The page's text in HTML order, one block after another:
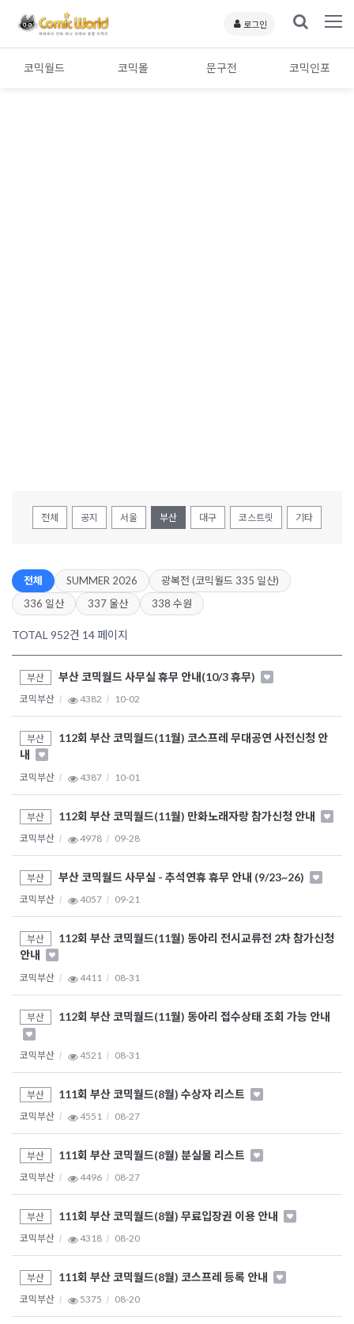
로그인
코믹월드 코믹몰 문구전 코믹인포
전체 공지 서울 부산 대구 코스트릿 기타
전체 SUMMER 2026
광복전 (코믹월드 335 일산)
336 일산
337 울산 338 수원
TOTAL 952건 14 페이지
부산 부산 코믹월드 사무실 휴무 안내(10/3 휴무)
코믹부산 4382 10-02
부산
112회 부산 코믹월드(11월) 코스프레 무대공연 사전신청 안
내
코믹부산 4387 10-01
부산 112회 부산 코믹월드(11월) 만화노래자랑 참가신청 안내
코믹부산 4978 09-28
부산 부산 코믹월드 사무실 - 추석연휴 휴무 안내 (9/23~26)
코믹부산 4057 09-21
부산
112회 부산 코믹월드(11월) 동아리 전시교류전 2차 참가신청
안내
코믹부산 4411 08-31
부산 112회 부산 코믹월드(11월) 동아리 접수상태 조회 가능 안내
코믹부산 4521 08-31
부산 111회 부산 코믹월드(8월) 수상자 리스트
코믹부산 4551 08-27
부산 111회 부산 코믹월드(8월) 분실물 리스트
코믹부산 4496 08-27
부산 111회 부산 코믹월드(8월) 무료입장권 이용 안내
코믹부산 4318 08-20
부산 111회 부산 코믹월드(8월) 코스프레 등록 안내
코믹부산 5375 08-20